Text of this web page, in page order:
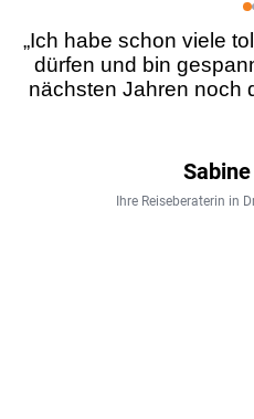
„Ich habe schon viele
dürfen und bin
nächsten Jahren noch
Ihre Reiseberaterin in